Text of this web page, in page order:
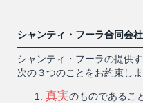
シャンティ・フーラ合同会社
シャンティ・フーラの提供
次の３つのことをお約束しま
真実のものであるこ